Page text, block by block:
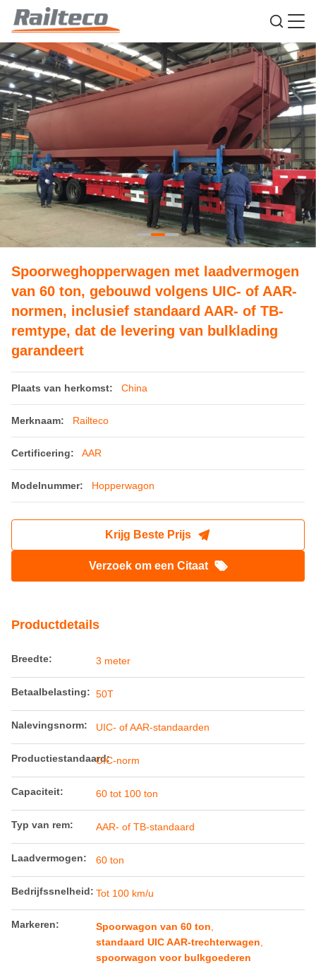
Spoorweghopperwagen met laadvermogen
van 60 ton, gebouwd volgens UIC- of AAR-
normen, inclusief standaard AAR- of TB-
remtype, dat de levering van bulklading
garandeert
Plaats van herkomst: China
Merknaam: Railteco
Certificering: AAR
Modelnummer: Hopperwagon
Krijg Beste Prijs
Verzoek om een Citaat
Productdetails
Breedte: 3 meter
Betaalbelasting: 50T
Nalevingsnorm: UIC- of AAR-standaarden
Productiestandaard:UIC-norm
Capaciteit: 60 tot 100 ton
Typ van rem: AAR- of TB-standaard
Laadvermogen: 60 ton
Bedrijfssnelheid: Tot 100 km/u
Markeren: Spoorwagon van 60 ton,
standaard UIC AAR-trechterwagen,
spoorwagon voor bulkgoederen